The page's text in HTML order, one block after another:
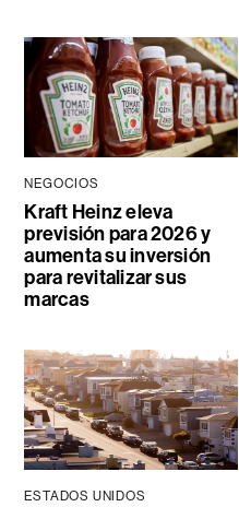
NEGOCIOS
Kraft Heinz eleva
previsión para 2026 y
aumenta su inversión
para revitalizar sus
marcas
ESTADOS UNIDOS